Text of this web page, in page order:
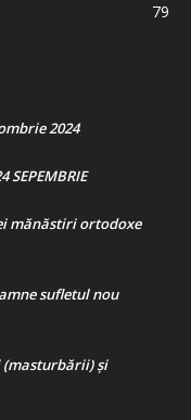
79
2024
SEPEMBRIE
mănăstiri ortodoxe
sufletul nou
(masturbării) şi